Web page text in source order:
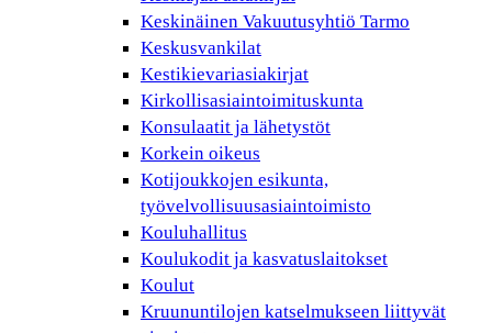
Keskinäinen Vakuutusyhtiö Tarmo
Keskusvankilat
Kestikievariasiakirjat
Kirkollisasiaintoimituskunta
Konsulaatit ja lähetystöt
Korkein oikeus
Kotijoukkojen esikunta,
työvelvollisuusasiaintoimisto
Kouluhallitus
Koulukodit ja kasvatuslaitokset
Koulut
Kruununtilojen katselmukseen liittyvät